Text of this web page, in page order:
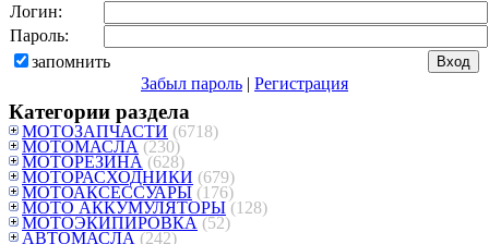
Логин:
Пароль:
запомнить
Забыл пароль | Регистрация
Категории раздела
МОТОЗАПЧАСТИ (6718)
МОТОМАСЛА (230)
МОТОРЕЗИНА (628)
МОТОРАСХОДНИКИ (679)
МОТОАКСЕССУАРЫ (176)
МОТО АККУМУЛЯТОРЫ (128)
МОТОЭКИПИРОВКА (52)
АВТОМАСЛА (242)